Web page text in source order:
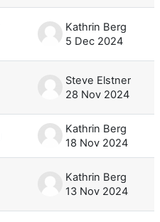
Kathrin Berg
5 Dec 2024
Steve Elstner
28 Nov 2024
Kathrin Berg
18 Nov 2024
Kathrin Berg
13 Nov 2024